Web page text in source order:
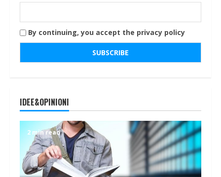
By continuing, you accept the privacy policy
IDEE&OPINIONI
2 min read